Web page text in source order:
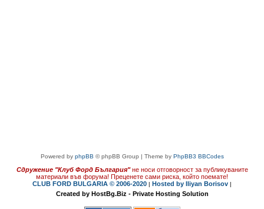
Powered by phpBB © phpBB Group | Theme by PhpBB3 BBCodes
Сдружение "Клуб Форд България" не носи отговорност за публикуваните
материали във форума! Преценете сами риска, който поемате!
CLUB FORD BULGARIA © 2006-2020 | Hosted by Iliyan Borisov |
Created by HostBg.Biz - Private Hosting Solution